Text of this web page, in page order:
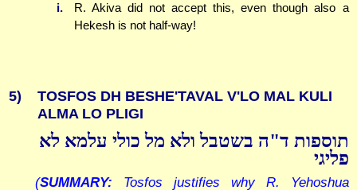
i.
R. Akiva did not accept this, even though also a
Hekesh is not half-way!
5)
TOSFOS DH BESHE'TAVAL V'LO MAL KULI
ALMA LO PLIGI
תוספות ד"ה בשטבל ולא מל כולי עלמא לא
פליגי
(SUMMARY: Tosfos justifies why R. Yehoshua